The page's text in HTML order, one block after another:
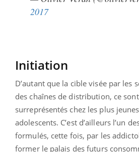
2017
Initiation
D’autant que la cible visée par les
des chaînes de distribution, ce
surreprésentés chez les plus
adolescents. C’est d’ailleurs l’un
formulés, cette fois, par les
former le palais des futurs